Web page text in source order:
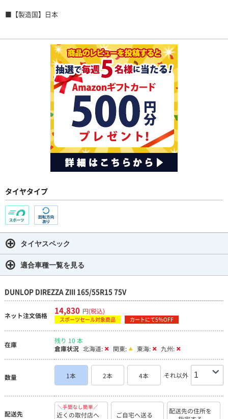
■【製造国】日本
タイヤタイプ
タイヤスペック
適合車種一覧を見る
DUNLOP DIREZZA ZIII 165/55R15 75V
ネット注文価格 14,830 円(税込)
スポーツセール対象商品 カートにて5％OFF
在庫
残り 10 本
倉庫状況 北海道: 関東: 東海: 九州:
数量 1本 2本 4本 それ以外
配送先
＼手間なし簡単／
近くの取付店へ
ご自宅へ送る
配送先の住所を